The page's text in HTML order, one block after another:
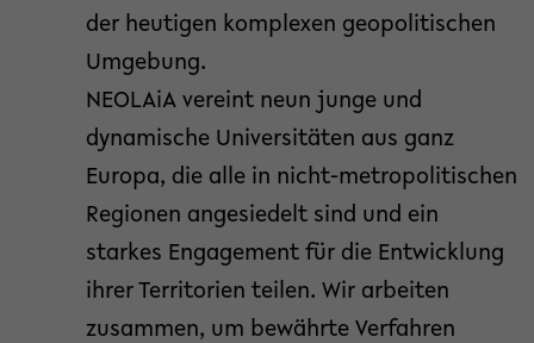
der heutigen komplexen geopolitischen
Umgebung.
NEOLAiA vereint neun junge und
dynamische Universitäten aus ganz
Europa, die alle in nicht-metropolitischen
Regionen angesiedelt sind und ein
starkes Engagement für die Entwicklung
ihrer Territorien teilen. Wir arbeiten
zusammen, um bewährte Verfahren